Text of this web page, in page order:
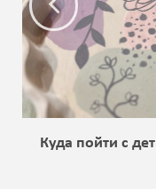
Куда пойти с